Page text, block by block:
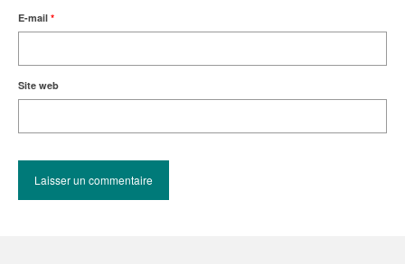
E-mail *
Site web